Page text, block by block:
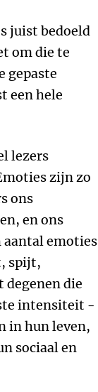
juist bedoeld
om die te
gepaste
een hele
lezers
zijn zo
ons
en ons
aantal emoties
spijt,
degenen die
intensiteit -
in hun leven,
sociaal en